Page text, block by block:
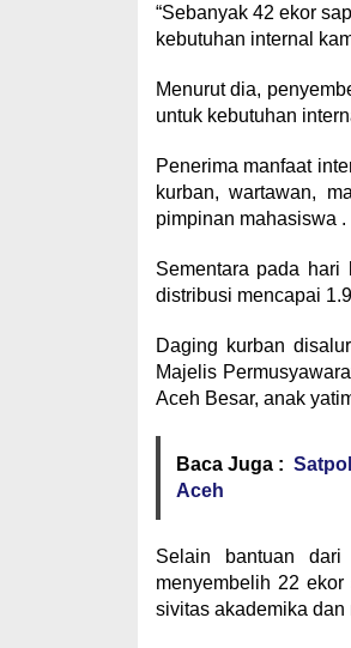
“Sebanyak 42 ekor
kebutuhan internal
Menurut dia,
untuk kebutuhan
Penerima manfaat
kurban, wartawan,
pimpinan mahasiswa .
Sementara pada hari
distribusi mencapai
Daging kurban
Majelis
Aceh Besar, anak
Baca Juga :
Aceh
Selain bantuan
menyembelih 22
sivitas akademika dan